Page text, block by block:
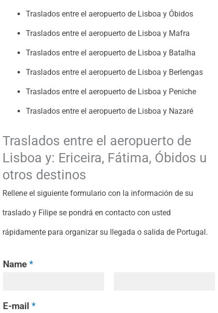
Traslados entre el aeropuerto de Lisboa y Óbidos
Traslados entre el aeropuerto de Lisboa y Mafra
Traslados entre el aeropuerto de Lisboa y Batalha
Traslados entre el aeropuerto de Lisboa y Berlengas
Traslados entre el aeropuerto de Lisboa y Peniche
Traslados entre el aeropuerto de Lisboa y Nazaré
Traslados entre el aeropuerto de
Lisboa y: Ericeira, Fátima, Óbidos u
otros destinos
Rellene el siguiente formulario con la información de su
traslado y Filipe se pondrá en contacto con usted
rápidamente para organizar su llegada o salida de Portugal.
Name *
E-mail *